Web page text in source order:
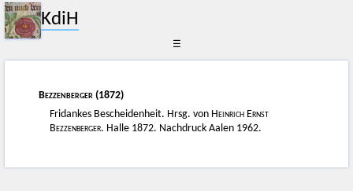
KdiH
☰
Bezzenberger (1872)
Fridankes Bescheidenheit. Hrsg. von Heinrich Ernst
Bezzenberger. Halle 1872. Nachdruck Aalen 1962.